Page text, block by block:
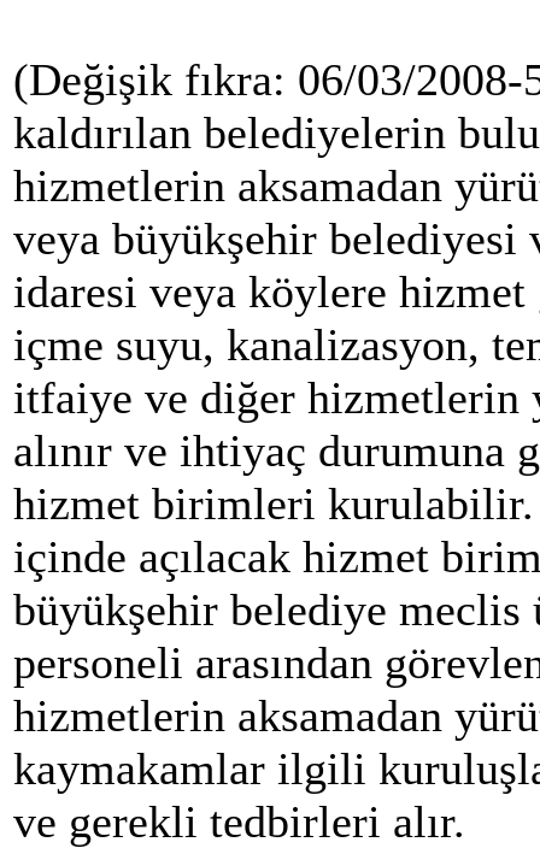
(Değişik fıkra: 06/03/
kaldırılan belediyelerin
hizmetlerin aksamadan
veya büyükşehir belediyesi
idaresi veya köylere
içme suyu, kanalizasyon,
itfaiye ve diğer
alınır ve ihtiyaç durumuna
hizmet birimleri kurulabilir.
içinde açılacak hizmet
büyükşehir belediye
personeli arasından
hizmetlerin aksamadan
kaymakamlar ilgili
ve gerekli tedbirleri alır.